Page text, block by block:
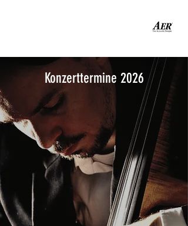
Konzerttermine 2026